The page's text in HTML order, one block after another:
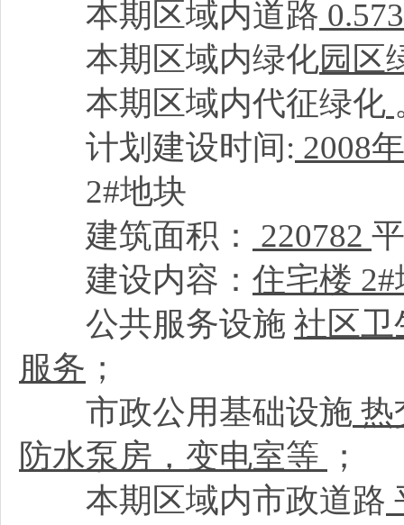
本期区域内道路
本期区域内绿化园区
本期区域内代征绿化
计划建设时间: 2008
2#地块
建筑面积：
220782
建设内容： 住宅楼
公共服务设施 社区卫
服务 ；
市政公用基础设施 热
防水泵房，变电室等
；
本期区域内市政道路